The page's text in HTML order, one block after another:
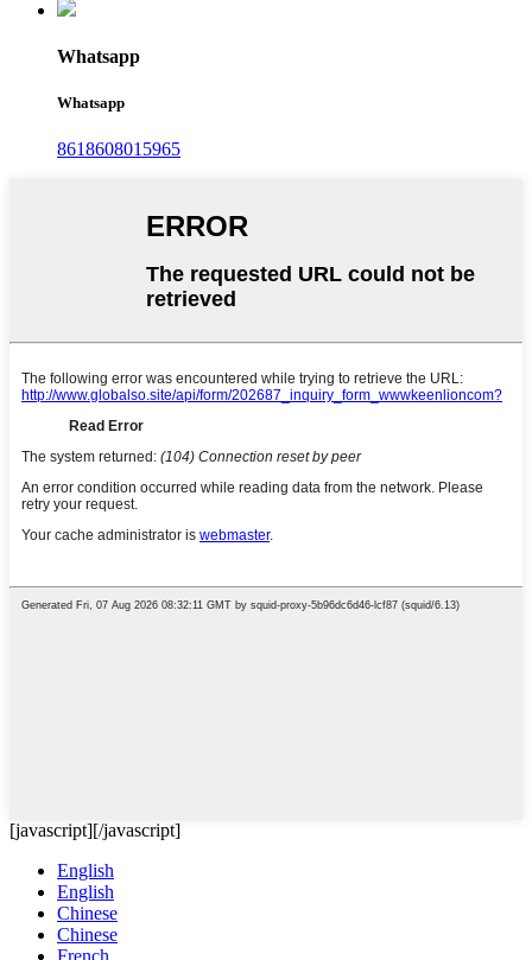
Whatsapp
Whatsapp
8618608015965
[javascript][/javascript]
English
English
Chinese
Chinese